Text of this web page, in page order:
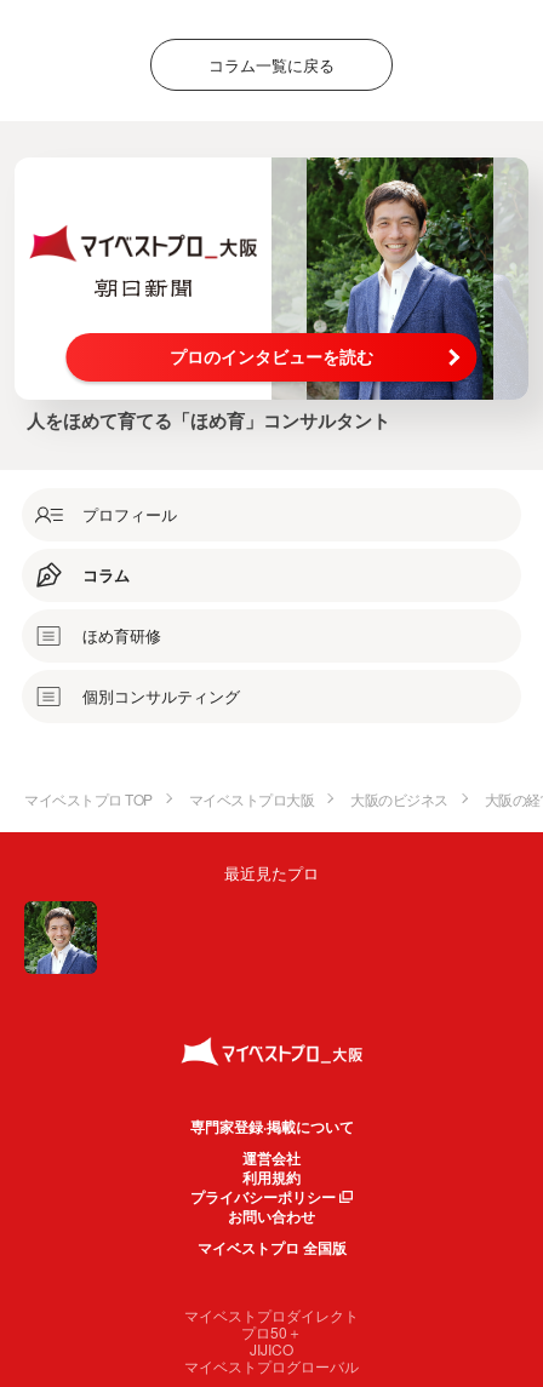
コラム一覧に戻る
プロのインタビューを読む
人をほめて育てる「ほめ育」コンサルタント
プロフィール
コラム
ほめ育研修
個別コンサルティング
マイベストプロ TOP マイベストプロ大阪 大阪のビジネス 大阪の
最近見たプロ
専門家登録·掲載について
運営会社
利用規約
プライバシーポリシー
お問い合わせ
マイベストプロ 全国版
マイベストプロダイレクト
プロ50＋
JIJICO
マイベストプログローバル